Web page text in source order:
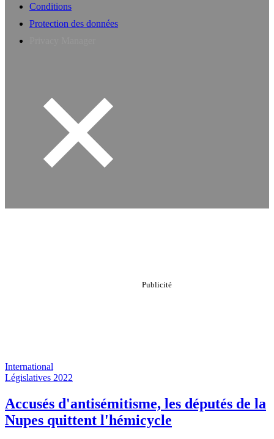
Conditions
Protection des données
International
Législatives 2022
Accusés d'antisémitisme, les députés de la
Nupes quittent l'hémicycle